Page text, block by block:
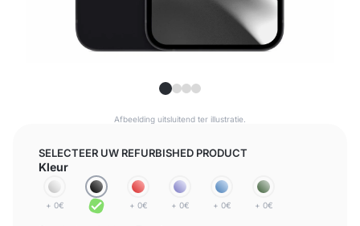
Afbeelding uitsluitend ter illustratie.
SELECTEER UW REFURBISHED PRODUCT
Kleur
+ 0€ + 0€ + 0€ + 0€ + 0€